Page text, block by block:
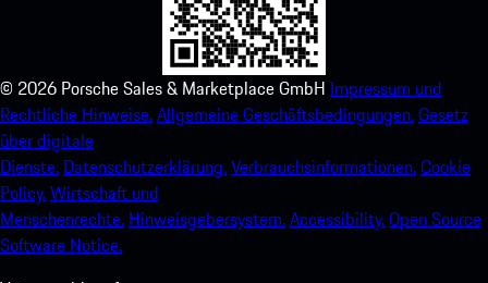
© 2026 Porsche Sales & Marketplace GmbH Impressum und
Rechtliche Hinweise.Allgemeine Geschäftsbedingungen.Gesetz
über digitale
Dienste. Datenschutzerklärung.Verbrauchsinformationen.Cookie
Policy.Wirtschaft und
Menschenrechte. Hinweisgebersystem.Accessibility.Open Source
Software Notice.